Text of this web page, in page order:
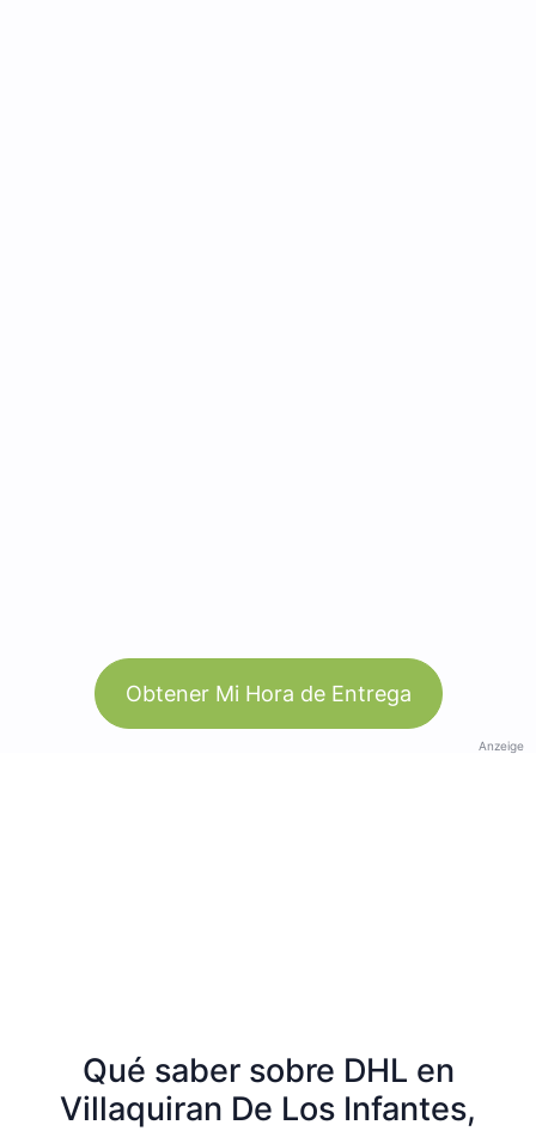
Obtener Mi Hora de Entrega
Anzeige
Qué saber sobre DHL en
Villaquiran De Los Infantes,